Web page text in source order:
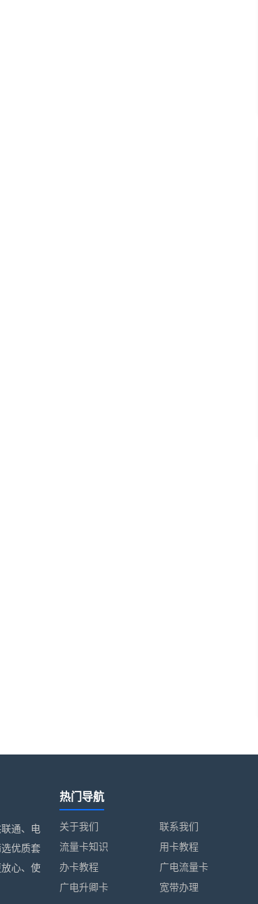
通、电
优质套
心、使
热门导航
关于我们
联系我们
流量卡知识
用卡教程
办卡教程
广电流量卡
广电升卿卡
宽带办理